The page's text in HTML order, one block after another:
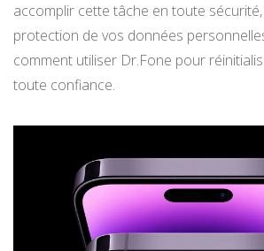
accomplir cette tâche en toute
protection de vos données
comment utiliser Dr.Fone pour
toute confiance.